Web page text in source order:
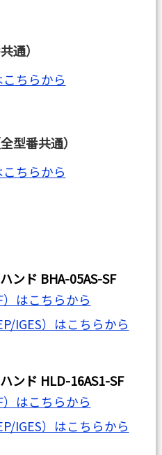
通）
ちらから
型番共通）
ちらから
ンド BHA-05AS-SF
はこちらから
IGES）はこちらから
ンド HLD-16AS1-SF
はこちらから
IGES）はこちらから